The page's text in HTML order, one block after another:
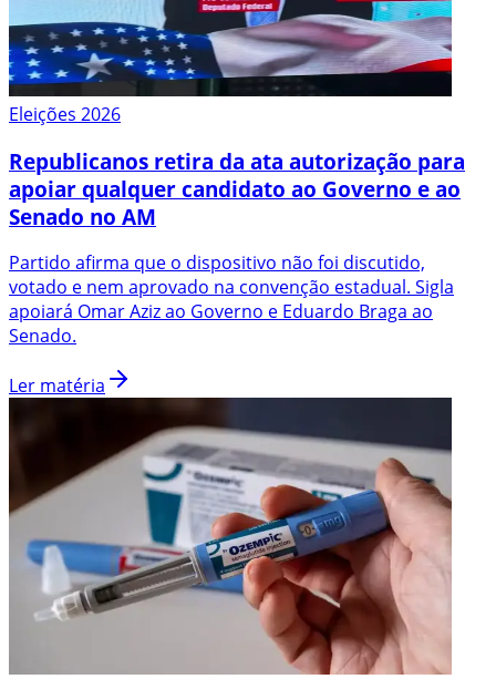
Eleições 2026
Republicanos retira da ata autorização para
apoiar qualquer candidato ao Governo e ao
Senado no AM
Partido afirma que o dispositivo não foi discutido,
votado e nem aprovado na convenção estadual. Sigla
apoiará Omar Aziz ao Governo e Eduardo Braga ao
Senado.
Ler matéria